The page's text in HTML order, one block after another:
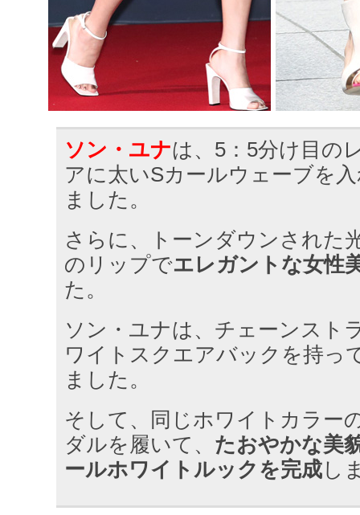
ソン・ユナは、5：5分け目の
アに太いSカールウェーブを
ました。
さらに、トーンダウンされた
のリップでエレガントな女性
た。
ソン・ユナは、チェーンスト
ワイトスクエアバックを持っ
ました。
そして、同じホワイトカラー
ダルを履いて、 たおやかな美
ールホワイトルックを完成し